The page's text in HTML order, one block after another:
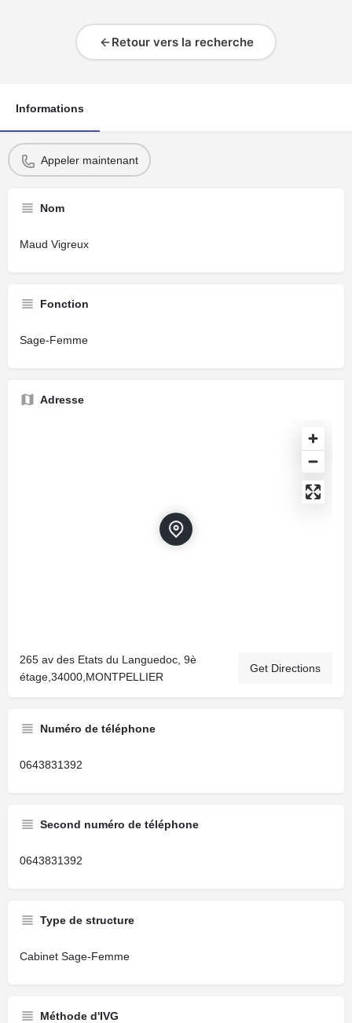
Retour vers la recherche
Informations
Appeler maintenant
Nom
Maud Vigreux
Fonction
Sage-Femme
Adresse
265 av des Etats du Languedoc, 9è
étage,34000,MONTPELLIER
Get Directions
Numéro de téléphone
0643831392
Second numéro de téléphone
0643831392
Type de structure
Cabinet Sage-Femme
Méthode d'IVG